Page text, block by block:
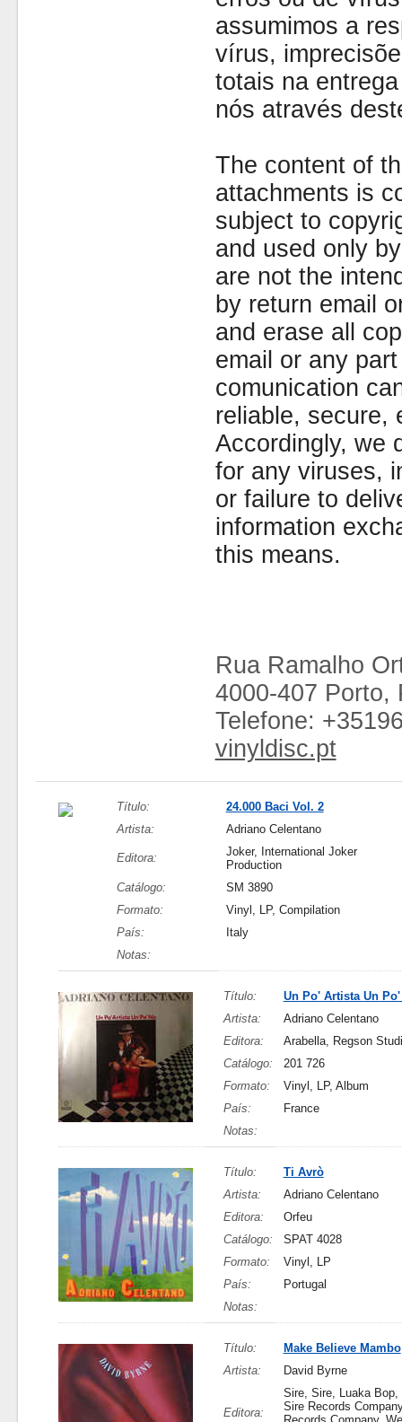
assumimos a
vírus,
totais na
nós através
The content of
attachments is
subject to
and used only
are not the
by return email
and erase all
email or any
comunication
reliable, secure,
Accordingly, we
for any viruses,
or failure to
information
this means.
Rua Ramalho
4000-407 Porto,
Telefone:
vinyldisc.pt
Título:
24.000 Baci Vol. 2
Artista:
Adriano Celentano
Editora:
Joker, International Joker
Production
Catálogo:
SM 3890
Formato:
Vinyl, LP, Compilation
País:
Italy
Notas:
Título:
Un Po' Artista Un Po'
Artista:
Adriano Celentano
Editora:
Arabella, Regson
Catálogo:
201 726
Formato:
Vinyl, LP, Album
País:
France
Notas:
Título:
Ti Avrò
Artista:
Adriano Celentano
Editora:
Orfeu
Catálogo:
SPAT 4028
Formato:
Vinyl, LP
País:
Portugal
Notas:
Título:
Make Believe Mambo
Artista:
David Byrne
Editora:
Sire, Sire, Luaka Bop,
Sire Records